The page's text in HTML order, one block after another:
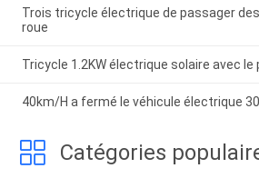
Trois tricycle électrique de passager
roue
Tricycle 1.2KW électrique solaire avec
40km/H a fermé le véhicule électrique
Catégories